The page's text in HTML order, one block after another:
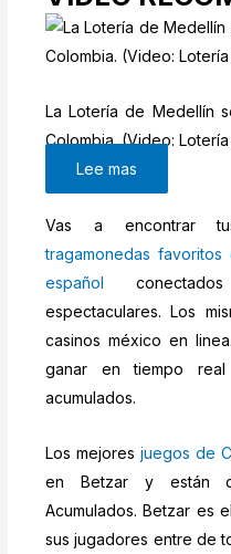
La Lotería de Medellín
Colombia. (Video:
Lee mas
Vas a encontrar
tragamonedas
español
espectaculares. Los
casinos méxico en
ganar en tiempo
acumulados.
Los mejoresjuegos de
en Betzar y están
Acumulados. Betzar es
sus jugadores entre de